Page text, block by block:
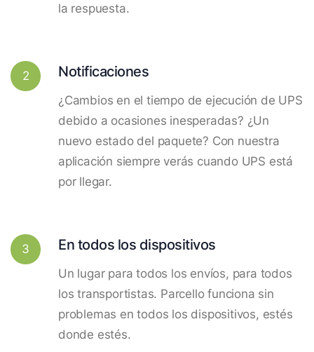
la respuesta.
2 Notificaciones
¿Cambios en el tiempo de ejecución de UPS
debido a ocasiones inesperadas? ¿Un
nuevo estado del paquete? Con nuestra
aplicación siempre verás cuando UPS está
por llegar.
3 En todos los dispositivos
Un lugar para todos los envíos, para todos
los transportistas. Parcello funciona sin
problemas en todos los dispositivos, estés
donde estés.